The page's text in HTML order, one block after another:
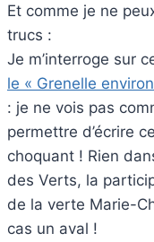
Et comme je ne
trucs :
Je m’interroge sur
le « Grenelle
: je ne vois pas
permettre d’écrire
choquant ! Rien
des Verts, la
de la verte Marie-
cas un aval !